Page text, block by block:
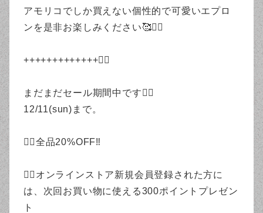
アモリコでしか買えない個性的で可愛いエプロ
ンを是非お楽しみください🥰❤️‍🔥
+++++++++++++❤️‍🔥
まだまだセール期間中です❤️‍🔥
12/11(sun)まで。
❤️‍🔥全品20%OFF‼️
❤️‍🔥オンラインストア新規会員登録された方に
は、次回お買い物に使える300ポイントプレゼン
ト